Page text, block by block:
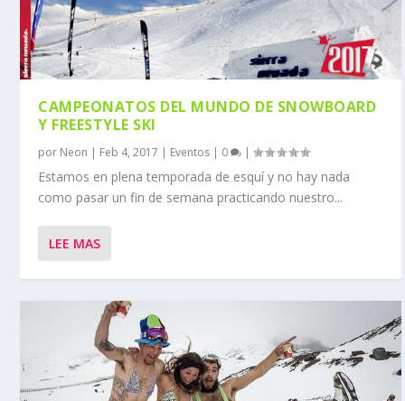
CAMPEONATOS DEL MUNDO DE SNOWBOARD
Y FREESTYLE SKI
por Neon Feb 4, 2017 Eventos 0 |
Estamos en plena temporada de esquí y no hay nada
como pasar un fin de semana practicando nuestro...
LEE MAS